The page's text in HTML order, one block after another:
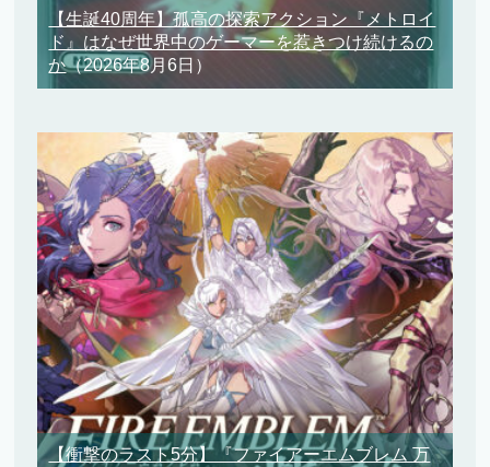
【生誕40周年】孤高の探索アクション『メトロイ
ド』はなぜ世界中のゲーマーを惹きつけ続けるの
か（2026年8月6日）
【衝撃のラスト5分】『ファイアーエムブレム 万